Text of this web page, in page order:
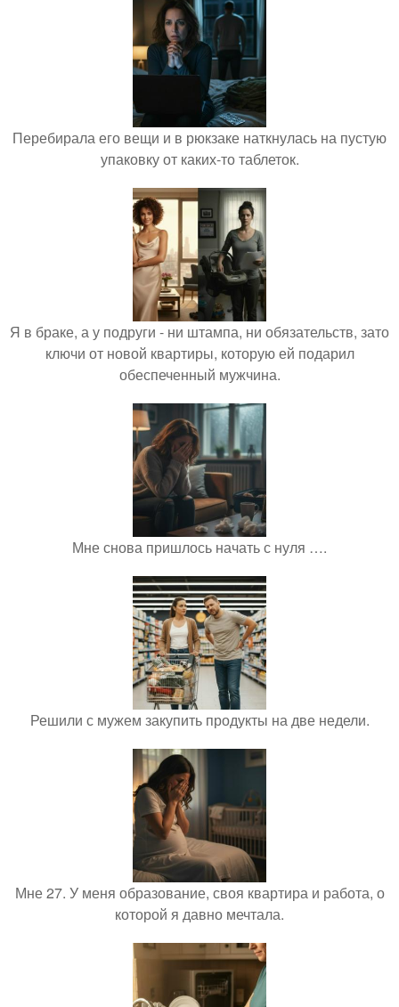
Перебирала его вещи и в рюкзаке наткнулась на пустую
упаковку от каких-то таблеток.
Я в браке, а у подруги - ни штампа, ни обязательств, зато
ключи от новой квартиры, которую ей подарил
обеспеченный мужчина.
Мне снова пришлось начать с нуля ….
Решили с мужем закупить продукты на две недели.
Мне 27. У меня образование, своя квартира и работа, о
которой я давно мечтала.